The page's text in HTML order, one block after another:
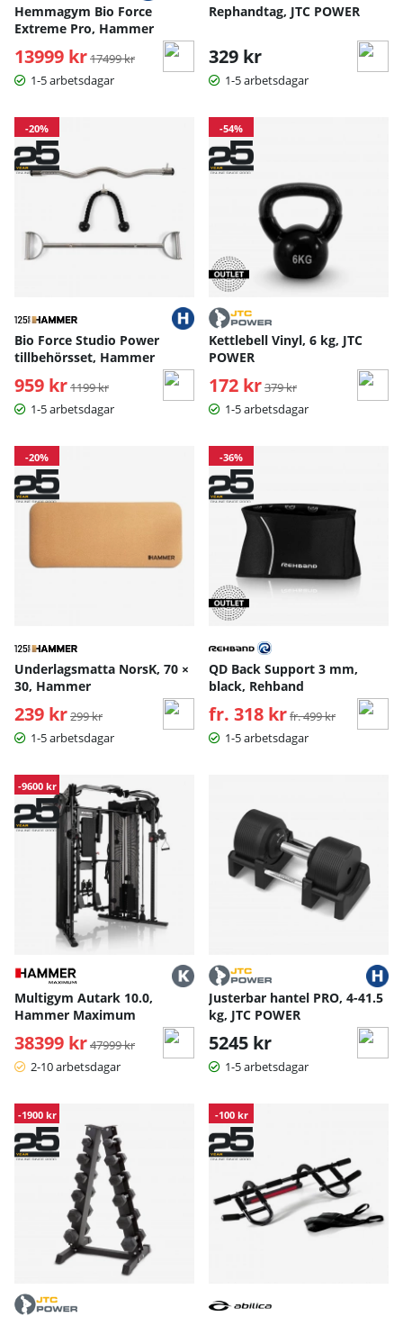
Hemmagym Bio Force
Extreme Pro, Hammer
13999 kr Ordinarie pris:
17499 kr
1-5 arbetsdagar
Rephandtag, JTC POWER
329 kr
1-5 arbetsdagar
-20%
Bio Force Studio Power
tillbehörsset, Hammer
959 kr Ordinarie pris:
1199 kr
1-5 arbetsdagar
-54%
Kettlebell Vinyl, 6 kg, JTC
POWER
172 kr Ordinarie pris:
379 kr
1-5 arbetsdagar
-20%
Underlagsmatta NorsK, 70 ×
30, Hammer
239 kr Ordinarie pris:
299 kr
1-5 arbetsdagar
-36%
QD Back Support 3 mm,
black, Rehband
fr. 318 kr Ordinarie pris:
fr. 499 kr
1-5 arbetsdagar
-9600 kr
Multigym Autark 10.0,
Hammer Maximum
38399 kr Ordinarie pris:
47999 kr
2-10 arbetsdagar
Justerbar hantel PRO, 4-41.5
kg, JTC POWER
5245 kr
1-5 arbetsdagar
-1900 kr -100 kr